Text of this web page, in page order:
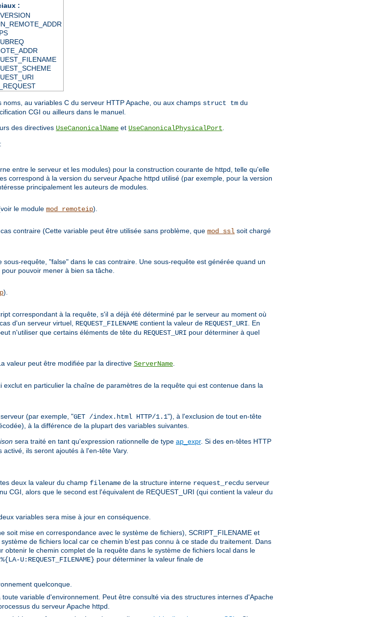
:
au variables C du serveur HTTP Apache, ou aux champs struct tm du
CGI ou ailleurs dans le manuel.
des directives UseCanonicalName et UseCanonicalPhysicalPort
entre le serveur et les modules) pour la construction courante de httpd, telle qu'elle
correspond à la version du serveur Apache httpd utilisé (par exemple, pour la version
principalement les auteurs de modules.
le module mod_remoteip).
contraire (Cette variable peut être utilisée sans problème, que mod_ssl soit chargé
requête, "false" dans le cas contraire. Une sous-requête est générée quand un
pouvoir mener à bien sa tâche.
).
correspondant à la requête, s'il a déjà été déterminé par le serveur au moment où
d'un serveur virtuel, REQUEST_FILENAME contient la valeur de REQUEST_URI . En
n'utiliser que certains éléments de tête du REQUEST_URI pour déterminer à quel
valeur peut être modifiée par la directive ServerName
en particulier la chaîne de paramètres de la requête qui est contenue dans la
(par exemple, "GET /index.html HTTP/1.1"), à l'exclusion de tout en-tête
à la différence de la plupart des variables suivantes.
sera traité en tant qu'expression rationnelle de type ap_expr. Si des en-têtes HTTP
activé, ils seront ajoutés à l'en-tête Vary.
deux la valeur du champ filename de la structure interne request_recdu serveur
CGI, alors que le second est l'équivalent de REQUEST_URI (qui contient la valeur du
variables sera mise à jour en conséquence.
mise en correspondance avec le système de fichiers), SCRIPT_FILENAME et
de fichiers local car ce chemin b'est pas connu à ce stade du traitement. Dans
le chemin complet de la requête dans le système de fichiers local dans le
%{LA-U:REQUEST_FILENAME} pour déterminer la valeur finale de
quelconque.
variable d'environnement. Peut être consulté via des structures internes d'Apache
du serveur Apache httpd.